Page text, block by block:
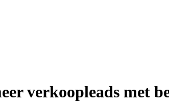
verkoopleads met